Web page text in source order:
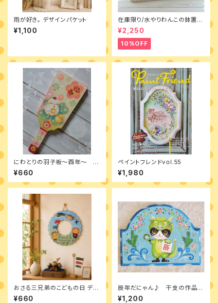
雨が好き。 デザインパケット
¥1,100
在庫限り/水やりわんこの鉢置き
台 素材付きキット
¥2,250
10%OFF
にわとりの羽子板～酉年～ デ
ザインパケット
¥660
ペイントフレンドvol.55
¥1,980
おさる三兄弟のこどもの日 デザ
インパケット
¥660
辰年だにゃん♪ 干支の作品
2種類のデザインパケット
¥1,200